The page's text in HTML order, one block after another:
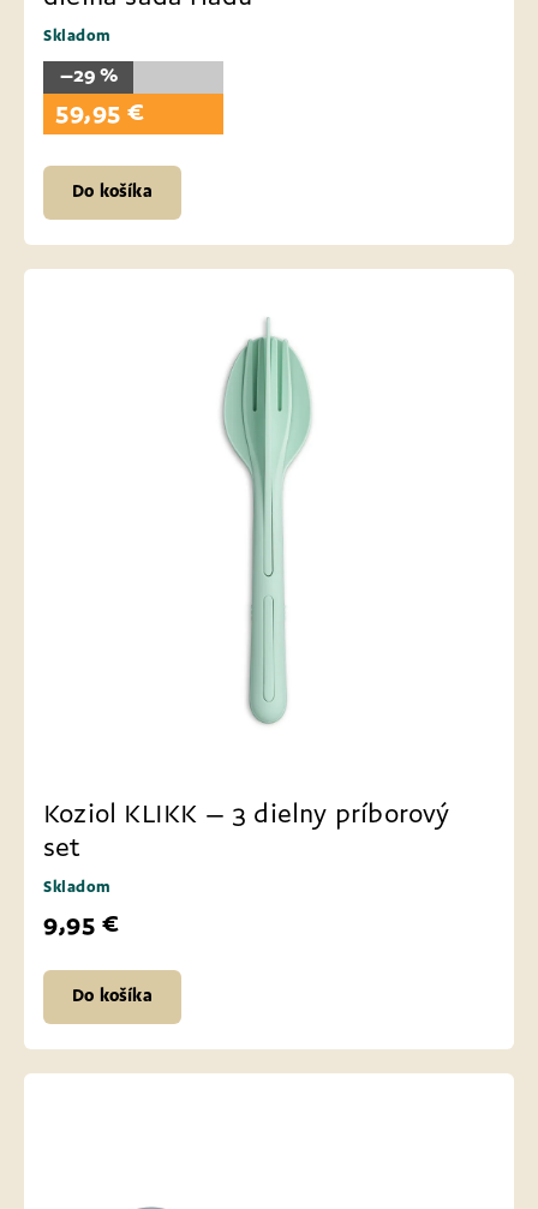
Skladom
–29 %
59,95 €
Do košíka
Koziol KLIKK – 3 dielny príborový
set
Skladom
9,95 €
Do košíka